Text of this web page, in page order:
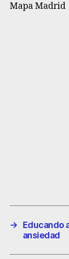
Mapa Madrid
→
Educando
ansiedad